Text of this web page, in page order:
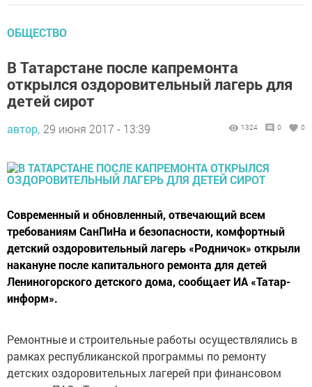
ОБЩЕСТВО
В Татарстане после капремонта
открылся оздоровительный лагерь для
детей сирот
автор, 29 июня 2017 - 13:39 1324 0 0
Современный и обновленный, отвечающий всем
требованиям СанПиНа и безопасности, комфортный
детский оздоровительный лагерь «Родничок» открыли
накануне после капитального ремонта для детей
Лениногорского детского дома, сообщает ИА «Татар-
информ».
Ремонтные и строительные работы осуществлялись в
рамках республиканской программы по ремонту
детских оздоровительных лагерей при финансовом